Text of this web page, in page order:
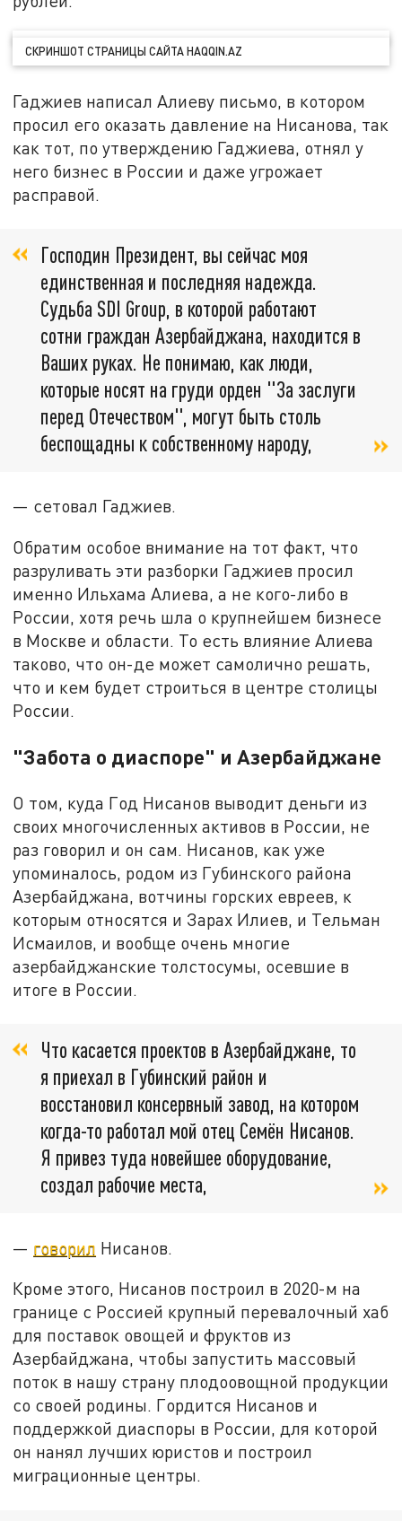
СКРИНШОТ СТРАНИЦЫ САЙТА HAQQIN.AZ
Гаджиев написал Алиеву письмо, в котором
просил его оказать давление на Нисанова, так
как тот, по утверждению Гаджиева, отнял у
него бизнес в России и даже угрожает
расправой.
Господин Президент, вы сейчас моя
единственная и последняя надежда.
Судьба SDI Group, в которой работают
сотни граждан Азербайджана, находится в
Ваших руках. Не понимаю, как люди,
которые носят на груди орден "За заслуги
перед Отечеством", могут быть столь
беспощадны к собственному народу,
— сетовал Гаджиев.
Обратим особое внимание на тот факт, что
разруливать эти разборки Гаджиев просил
именно Ильхама Алиева, а не кого-либо в
России, хотя речь шла о крупнейшем бизнесе
в Москве и области. То есть влияние Алиева
таково, что он-де может самолично решать,
что и кем будет строиться в центре столицы
России.
"Забота о диаспоре" и Азербайджане
О том, куда Год Нисанов выводит деньги из
своих многочисленных активов в России, не
раз говорил и он сам. Нисанов, как уже
упоминалось, родом из Губинского района
Азербайджана, вотчины горских евреев, к
которым относятся и Зарах Илиев, и Тельман
Исмаилов, и вообще очень многие
азербайджанские толстосумы, осевшие в
итоге в России.
Что касается проектов в Азербайджане, то
я приехал в Губинский район и
восстановил консервный завод, на котором
когда-то работал мой отец Семён Нисанов.
Я привез туда новейшее оборудование,
создал рабочие места,
— говорил Нисанов.
Кроме этого, Нисанов построил в 2020-м на
границе с Россией крупный перевалочный хаб
для поставок овощей и фруктов из
Азербайджана, чтобы запустить массовый
поток в нашу страну плодоовощной продукции
со своей родины. Гордится Нисанов и
поддержкой диаспоры в России, для которой
он нанял лучших юристов и построил
миграционные центры.